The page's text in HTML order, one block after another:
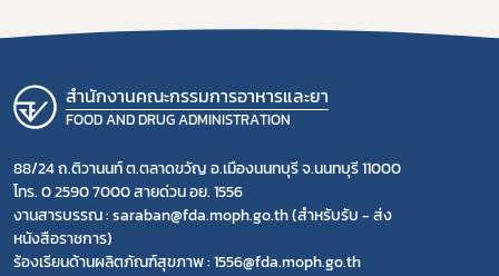
สำนักงานคณะกรรมการอาหารและยา
FOOD AND DRUG ADMINISTRATION
88/24 ถ.ติวานนท์ ต.ตลาดขวัญ อ.เมืองนนทบุรี จ.นนทบุรี 11000
โทร. 0 2590 7000 สายด่วน อย. 1556
งานสารบรรณ : saraban@fda.moph.go.th (สำหรับรับ - ส่ง
หนังสือราชการ)
ร้องเรียนด้านผลิตภัณฑ์สุขภาพ : 1556@fda.moph.go.th